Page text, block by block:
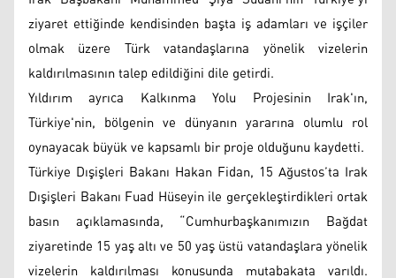
ziyaret ettiğinde kendisinden başta iş adamları ve işçiler
olmak üzere Türk vatandaşlarına yönelik vizelerin
kaldırılmasının talep edildiğini dile getirdi.
Yıldırım ayrıca Kalkınma Yolu Projesinin Irak'ın,
Türkiye'nin, bölgenin ve dünyanın yararına olumlu rol
oynayacak büyük ve kapsamlı bir proje olduğunu kaydetti.
Türkiye Dışişleri Bakanı Hakan Fidan, 15 Ağustos’ta Irak
Dışişleri Bakanı Fuad Hüseyin ile gerçekleştirdikleri ortak
basın açıklamasında, “Cumhurbaşkanımızın Bağdat
ziyaretinde 15 yaş altı ve 50 yaş üstü vatandaşlara yönelik
vizelerin kaldırılması konusunda mutabakata varıldı.